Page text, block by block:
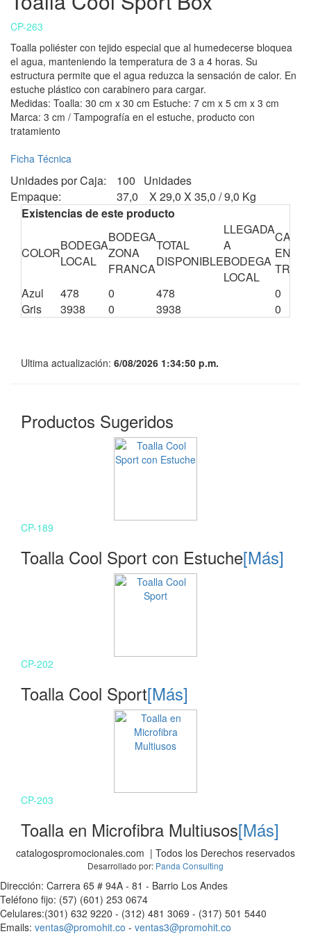
CP-263
Toalla poliéster con tejido especial que al humedecerse bloquea
el agua, manteniendo la temperatura de 3 a 4 horas. Su
estructura permite que el agua reduzca la sensación de calor. En
estuche plástico con carabinero para cargar.
Medidas: Toalla: 30 cm x 30 cm Estuche: 7 cm x 5 cm x 3 cm
Marca: 3 cm / Tampografía en el estuche, producto con
tratamiento
Ficha Técnica
Unidades por Caja:
100 Unidades
Empaque:
37,0 X 29,0 X 35,0 / 9,0 Kg
Existencias de este producto
COLORBODEGA
LOCAL
BODEGA
ZONA
FRANCA
TOTAL
DISPONIBLE
LLEGADA
A
BODEGA
LOCAL
EN
Azul
478 0 478
0
Gris
3938 0 3938 0
Ultima actualización: 6/08/2026 1:34:50 p.m.
Productos Sugeridos
CP-189
Toalla Cool Sport con Estuche[Más]
CP-202
Toalla Cool Sport[Más]
CP-203
Toalla en Microfibra Multiusos[Más]
catalogospromocionales.com | Todos los Derechos reservados
Desarrollado por: Panda Consulting
Dirección: Carrera 65 # 94A - 81 - Barrio Los Andes
Teléfono fijo: (57) (601) 253 0674
Celulares:(301) 632 9220 - (312) 481 3069 - (317) 501 5440
Emails: ventas@promohit.co - ventas3@promohit.co